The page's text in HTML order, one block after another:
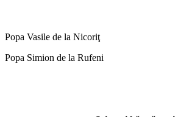
Popa Vasile de la Nicoriţ
Popa Simion de la Rufeni